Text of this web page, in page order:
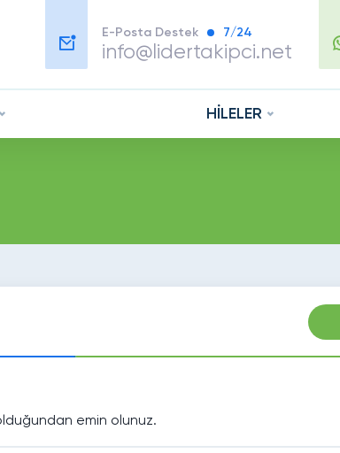
E-Posta Destek 7/24
info@lidertakipci.net
HİLELER
emin olunuz.